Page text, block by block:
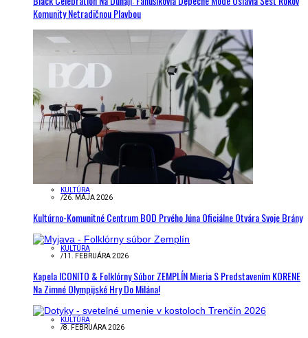
Komunity Netradičnou Plavbou
KULTÚRA
/26. MÁJA 2026
Kultúrno-Komunitné Centrum BOD Prvého Júna Oficiálne Otvára Svoje Brány
KULTÚRA
/11. FEBRUÁRA 2026
Kapela ICONITO & Folklórny Súbor ZEMPLÍN Mieria S Predstavením KORENE
Na Zimné Olympijské Hry Do Milána!
KULTÚRA
/8. FEBRUÁRA 2026